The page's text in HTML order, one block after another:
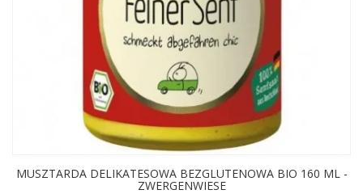
MUSZTARDA DELIKATESOWA BEZGLUTENOWA BIO 160 ML -
ZWERGENWIESE